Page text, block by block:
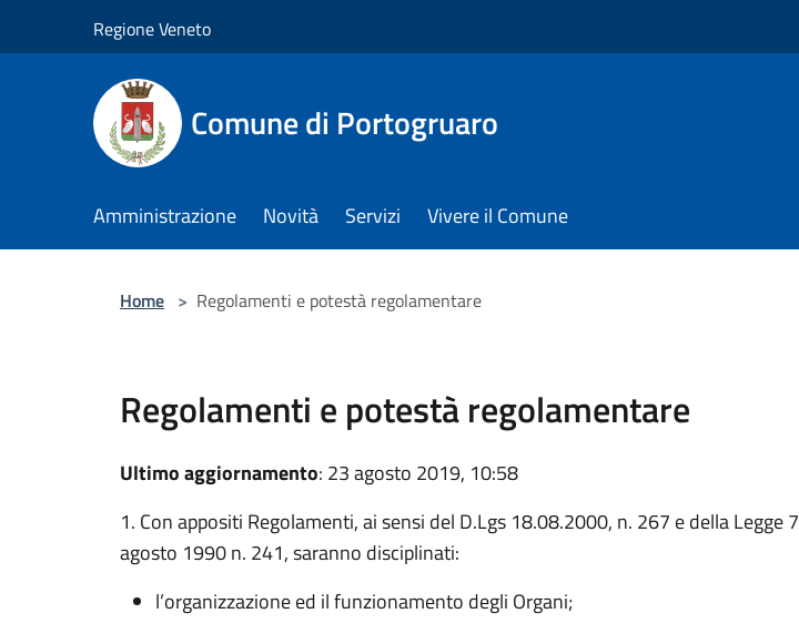
Regione Veneto
Comune di Portogruaro
Amministrazione Novità Servizi Vivere il Comune
Home > Regolamenti e potestà regolamentare
Regolamenti e potestà regolamentare
Ultimo aggiornamento: 23 agosto 2019, 10:58
1. Con appositi Regolamenti, ai sensi del D.Lgs 18.08.2000, n. 267 e della Legge 7
agosto 1990 n. 241, saranno disciplinati:
l’organizzazione ed il funzionamento degli Organi;